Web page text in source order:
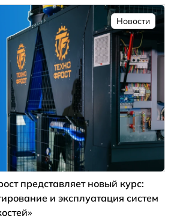
Новости
представляет новый курс:
и эксплуатация систем